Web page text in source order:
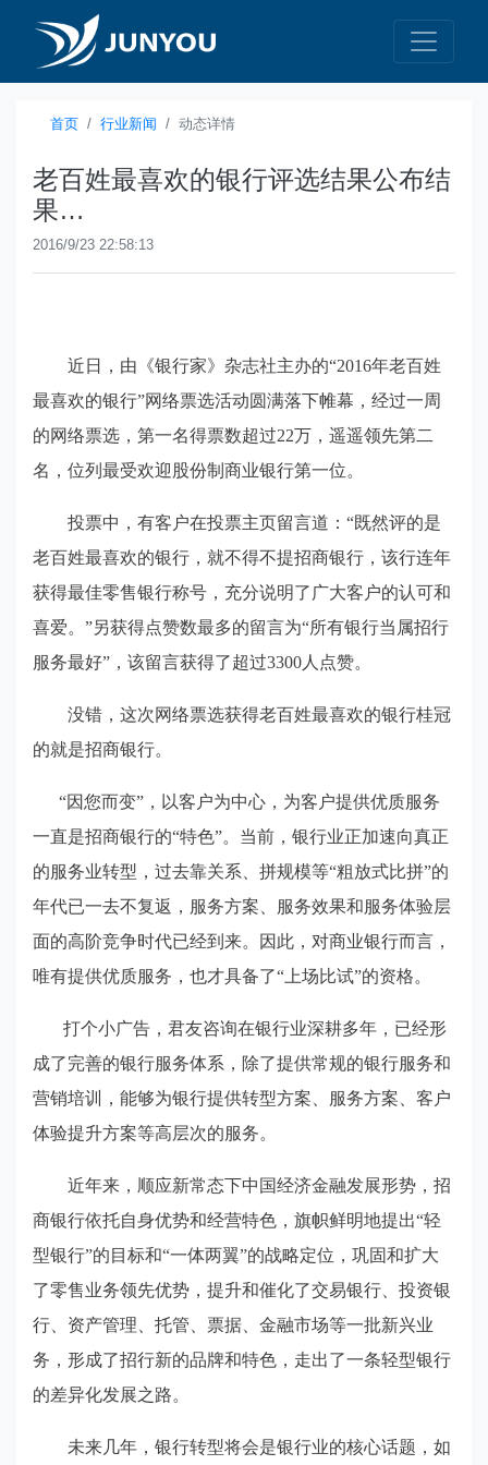
首页 行业新闻 动态详情
老百姓最喜欢的银行评选结果公布结
果…
2016/9/23 22:58:13
近日，由《银行家》杂志社主办的“2016年老百姓
最喜欢的银行”网络票选活动圆满落下帷幕，经过一周
的网络票选，第一名得票数超过22万，遥遥领先第二
名，位列最受欢迎股份制商业银行第一位。
投票中，有客户在投票主页留言道： “既然评的是
老百姓最喜欢的银行，就不得不提招商银行，该行连年
获得最佳零售银行称号，充分说明了广大客户的认可和
喜爱。 ”另获得点赞数最多的留言为“所有银行当属招行
服务最好” ，该留言获得了超过3300 人点赞。
没错，这次网络票选获得老百姓最喜欢的银行桂冠
的就是招商银行。
“因您而变” ，以客户为中心，为客户提供优质服务
一直是招商银行的“特色”。当前，银行业正加速向真正
的服务业转型，过去靠关系、拼规模等“粗放式比拼”的
年代已一去不复返，服务方案、服务效果和服务体验层
面的高阶竞争时代已经到来。因此，对商业银行而言，
唯有提供优质服务，也才具备了“ 上场比试”的资格。
打个小广告，君友咨询在银行业深耕多年，已经形
成了完善的银行服务体系，除了提供常规的银行服务和
营销培训，能够为银行提供转型方案、服务方案、客户
体验提升方案等高层次的服务。
近年来，顺应新常态下中国经济金融发展形势，招
商银行依托自身优势和经营特色，旗帜鲜明地提出“轻
型银行”的目标和“一体两翼”的战略定位，巩固和扩大
了零售业务领先优势，提升和催化了交易银行、投资银
行、资产管理、托管、票据、金融市场等一批新兴业
务，形成了招行新的品牌和特色，走出了一条轻型银行
的差异化发展之路。
未来几年，银行转型将会是银行业的核心话题，如